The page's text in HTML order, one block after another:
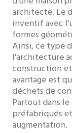
architecte. Le
inventif avec
formes
Ainsi, ce type
l'architecture
construction
avantage est
déchets de
Partout dans
préfabriqués
augmentation.